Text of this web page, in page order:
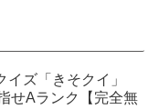
ズ「きそクイ」
せAランク【完全無